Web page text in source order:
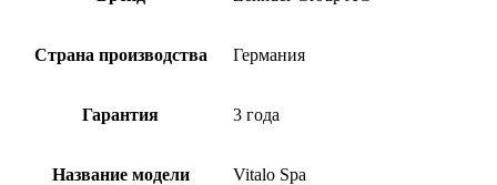
Страна производства Германия
Гарантия 3 года
Название модели Vitalo Spa